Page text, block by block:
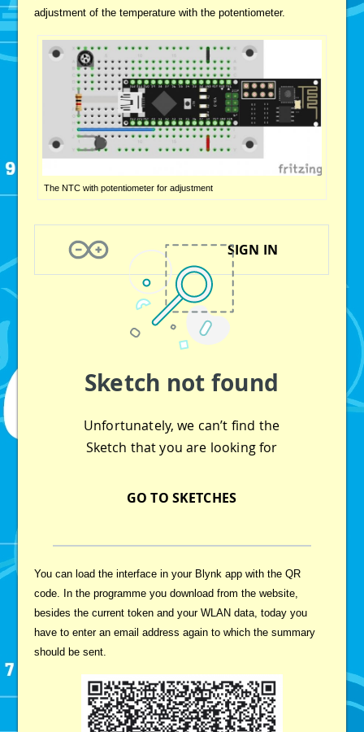
adjustment of the temperature with the potentiometer.
The NTC with potentiometer for adjustment
You can load the interface in your Blynk app with the QR
code. In the programme you download from the website,
besides the current token and your WLAN data, today you
have to enter an email address again to which the summary
should be sent.